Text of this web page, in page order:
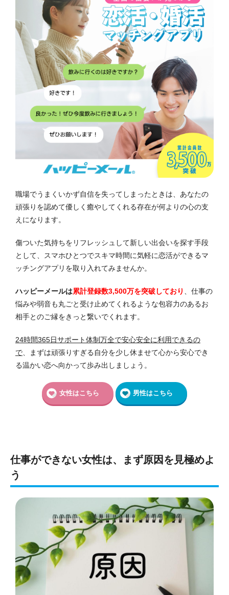
職場でうまくいかず自信を失ってしまったときは、あなたの
頑張りを認めて優しく癒やしてくれる存在が何よりの心の支
えになります。
傷ついた気持ちをリフレッシュして新しい出会いを探す手段
として、スマホひとつでスキマ時間に気軽に恋活ができるマ
ッチングアプリを取り入れてみませんか。
ハッピーメールは累計登録数3,500万を突破しており
、仕事の
悩みや弱音も丸ごと受け止めてくれるような包容力のあるお
相手とのご縁をきっと繋いでくれます。
24時間365日サポート体制万全で安心安全に利用できるの
で 、まずは頑張りすぎる自分を少し休ませて心から安心でき
る温かい恋へ向かって歩み出しましょう。
女性はこちら 男性はこちら
仕事ができない女性は、まず原因を見極めよ
う